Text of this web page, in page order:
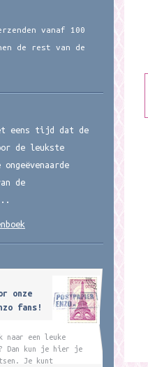
vanaf 100
de rest van de
eens tijd dat de
de leukste
ongeëvenaarde
de
onze
fans!
naar een leuke
Dan kun je hier je
Je kunt